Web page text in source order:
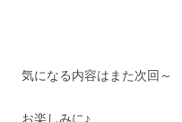
気になる内容はまた次回～
お楽しみに♪